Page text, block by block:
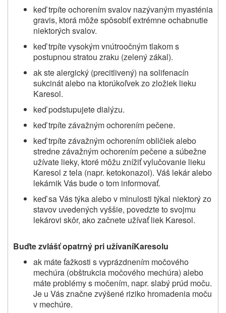
keď trpíte ochorením svalov nazývaným myasténia
gravis, ktorá môže spôsobiť extrémne ochabnutie
niektorých svalov.
keď trpíte vysokým vnútroočným tlakom s
postupnou stratou zraku (zelený zákal).
ak ste alergický (precitlivený) na solifenacín
sukcinát alebo na ktorúkoľvek zo zložiek lieku
Karesol.
keď podstupujete dialýzu.
keď trpíte závažným ochorením pečene.
keď trpíte závažným ochorením obličiek alebo
stredne závažným ochorením pečene a súbežne
užívate lieky, ktoré môžu znížiť vylučovanie lieku
Karesol z tela (napr. ketokonazol). Váš lekár alebo
lekárnik Vás bude o tom informovať.
keď sa Vás týka alebo v minulosti týkal niektorý zo
stavov uvedených vyššie, povedzte to svojmu
lekárovi skôr, ako začnete užívať liek Karesol.
Buďte zvlášťopatrný pri užívaníKaresolu
ak máte ťažkosti s vyprázdnením močového
mechúra (obštrukcia močového mechúra) alebo
máte problémy s močením, napr. slabý prúd moču.
Je u Vás značne zvýšené riziko hromadenia moču
v mechúre.